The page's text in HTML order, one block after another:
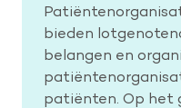
Help mee met geld
bieden
belangen en
patiënten. Op het